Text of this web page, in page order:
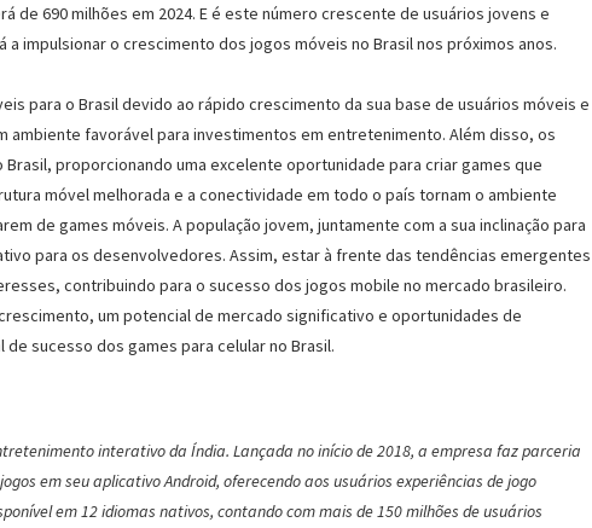
de 690 milhões em 2024. E é este número crescente de usuários jovens e
impulsionar o crescimento dos jogos móveis no Brasil nos próximos anos.
para o Brasil devido ao rápido crescimento da sua base de usuários móveis e
ambiente favorável para investimentos em entretenimento. Além disso, os
proporcionando uma excelente oportunidade para criar games que
móvel melhorada e a conectividade em todo o país tornam o ambiente
de games móveis. A população jovem, juntamente com a sua inclinação para
para os desenvolvedores. Assim, estar à frente das tendências emergentes
contribuindo para o sucesso dos jogos mobile no mercado brasileiro.
um potencial de mercado significativo e oportunidades de
sucesso dos games para celular no Brasil.
interativo da Índia. Lançada no início de 2018, a empresa faz parceria
em seu aplicativo Android, oferecendo aos usuários experiências de jogo
em 12 idiomas nativos, contando com mais de 150 milhões de usuários